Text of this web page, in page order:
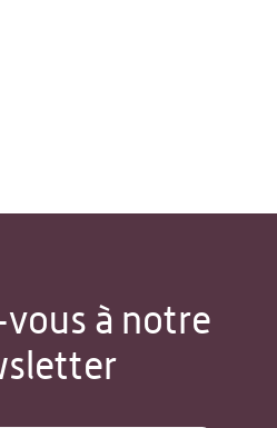
à notre